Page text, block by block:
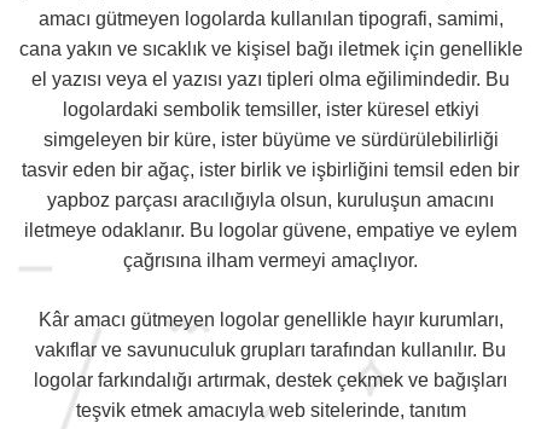
amacı gütmeyen logolarda kullanılan tipografi, samimi,
cana yakın ve sıcaklık ve kişisel bağı iletmek için genellikle
el yazısı veya el yazısı yazı tipleri olma eğilimindedir. Bu
logolardaki sembolik temsiller, ister küresel etkiyi
simgeleyen bir küre, ister büyüme ve sürdürülebilirliği
tasvir eden bir ağaç, ister birlik ve işbirliğini temsil eden bir
yapboz parçası aracılığıyla olsun, kuruluşun amacını
iletmeye odaklanır. Bu logolar güvene, empatiye ve eylem
çağrısına ilham vermeyi amaçlıyor.
Kâr amacı gütmeyen logolar genellikle hayır kurumları,
vakıflar ve savunuculuk grupları tarafından kullanılır. Bu
logolar farkındalığı artırmak, destek çekmek ve bağışları
teşvik etmek amacıyla web sitelerinde, tanıtım